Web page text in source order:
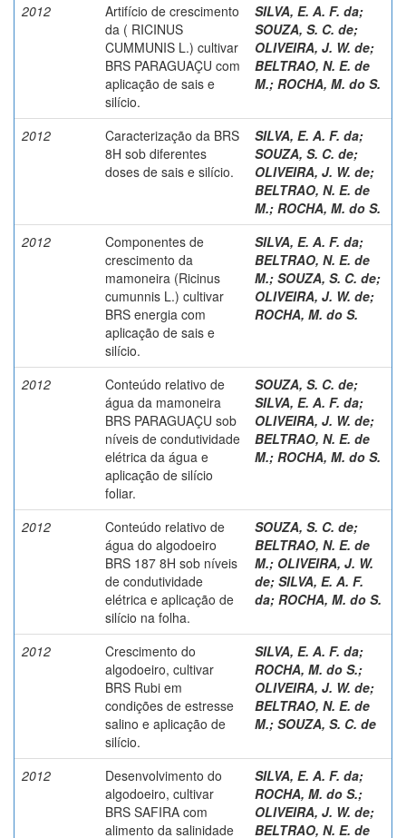
2012
Artifício de crescimento
da ( RICINUS
CUMMUNIS L.) cultivar
BRS PARAGUAÇU com
aplicação de sais e
silício.
SILVA, E. A. F. da;
SOUZA, S. C. de;
OLIVEIRA, J. W. de;
BELTRAO, N. E. de
M.; ROCHA, M. do S.
2012
Caracterização da BRS
8H sob diferentes
doses de sais e silício.
SILVA, E. A. F. da;
SOUZA, S. C. de;
OLIVEIRA, J. W. de;
BELTRAO, N. E. de
M.; ROCHA, M. do S.
2012
Componentes de
crescimento da
mamoneira (Ricinus
cumunnis L.) cultivar
BRS energia com
aplicação de sais e
silício.
SILVA, E. A. F. da;
BELTRAO, N. E. de
M.; SOUZA, S. C. de;
OLIVEIRA, J. W. de;
ROCHA, M. do S.
2012
Conteúdo relativo de
água da mamoneira
BRS PARAGUAÇU sob
níveis de condutividade
elétrica da água e
aplicação de silício
foliar.
SOUZA, S. C. de;
SILVA, E. A. F. da;
OLIVEIRA, J. W. de;
BELTRAO, N. E. de
M.; ROCHA, M. do S.
2012
Conteúdo relativo de
água do algodoeiro
BRS 187 8H sob níveis
de condutividade
elétrica e aplicação de
silício na folha.
SOUZA, S. C. de;
BELTRAO, N. E. de
M.; OLIVEIRA, J. W.
de; SILVA, E. A. F.
da; ROCHA, M. do S.
2012
Crescimento do
algodoeiro, cultivar
BRS Rubi em
condições de estresse
salino e aplicação de
silício.
SILVA, E. A. F. da;
ROCHA, M. do S.;
OLIVEIRA, J. W. de;
BELTRAO, N. E. de
M.; SOUZA, S. C. de
2012
Desenvolvimento do
algodoeiro, cultivar
BRS SAFIRA com
alimento da salinidade
SILVA, E. A. F. da;
ROCHA, M. do S.;
OLIVEIRA, J. W. de;
BELTRAO, N. E. de